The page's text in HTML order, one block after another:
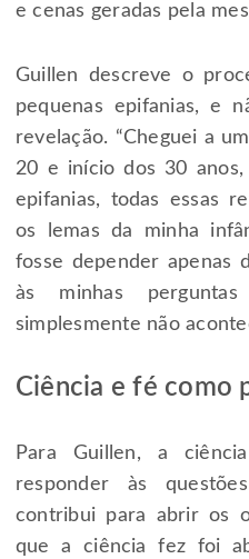
e cenas geradas pela
Guillen descreve o
pequenas epifanias, e
revelação. “Cheguei a
20 e início dos 30
epifanias, todas essas
os lemas da minha
fosse depender apenas
às minhas
simplesmente não
Ciência e fé como
Para Guillen, a
responder às
contribui para abrir os
que a ciência fez foi